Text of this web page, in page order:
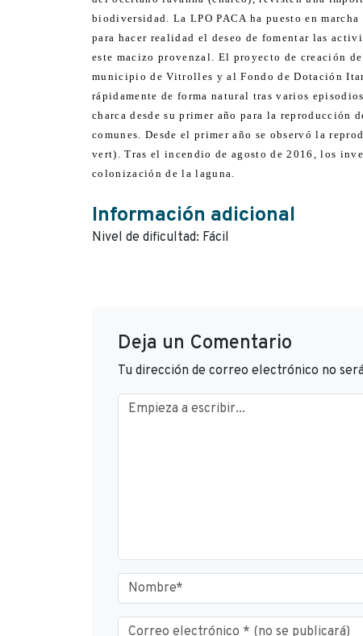
biodiversidad. La LPO PACA ha puesto en
para hacer realidad el deseo de fomentar las
este macizo provenzal. El proyecto de creación
municipio de Vitrolles y al Fondo de Dotación
rápidamente de forma natural tras varios
charca desde su primer año para la reproducción
comunes. Desde el primer año se observó la
vert). Tras el incendio de agosto de 2016, los
colonización de la laguna.
Información adicional
Nivel de dificultad: Fácil
Deja un Comentario
Tu dirección de correo electrónico no